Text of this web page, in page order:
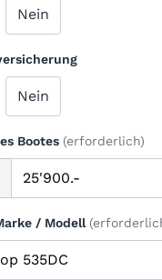
Nein
Nein
Bootes (erforderlich)
/ Modell